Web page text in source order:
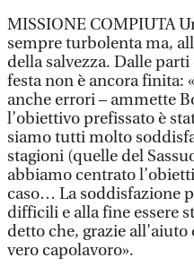
MISSIONE COMPIUTA
sempre turbolenta ma,
della salvezza. Dalle
festa non è ancora finita:
anche errori – ammette
l’obiettivo prefissato è
siamo tutti molto
stagioni (quelle del
abbiamo centrato
caso… La soddisfazione
difficili e alla fine essere
detto che, grazie
vero capolavoro».